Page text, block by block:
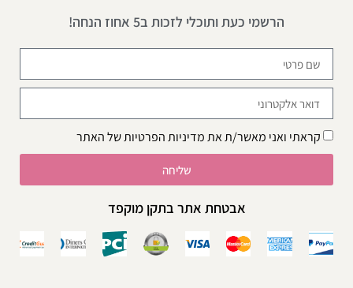
הרשמי כעת ותוכלי לזכות ב5 אחוז הנחה!
קראתי ואני מאשר/ת אתמדיניות הפרטיותשל האתר
שליחה
אבטחת אתר בתקן מוקפד